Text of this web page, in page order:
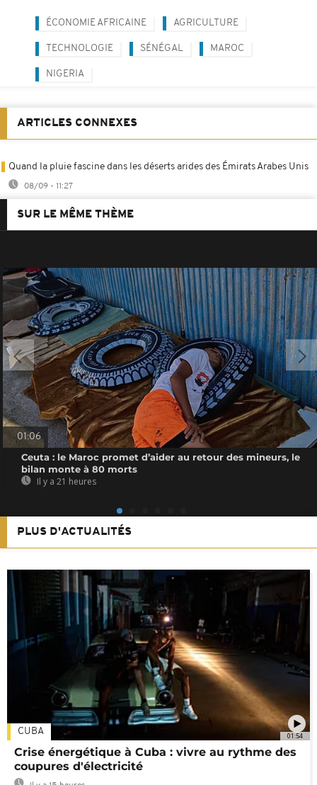
ÉCONOMIE AFRICAINE AGRICULTURE
TECHNOLOGIE SÉNÉGAL MAROC
NIGERIA
ARTICLES CONNEXES
Quand la pluie fascine dans les déserts arides des Émirats Arabes Unis
08/09 - 11:27
SUR LE MÊME THÈME
01:06
Ceuta : le Maroc promet d’aider au retour des mineurs, le
bilan monte à 80 morts
Il y a 21 heures
PLUS D'ACTUALITÉS
01:54
CUBA
Crise énergétique à Cuba : vivre au rythme des
coupures d'électricité